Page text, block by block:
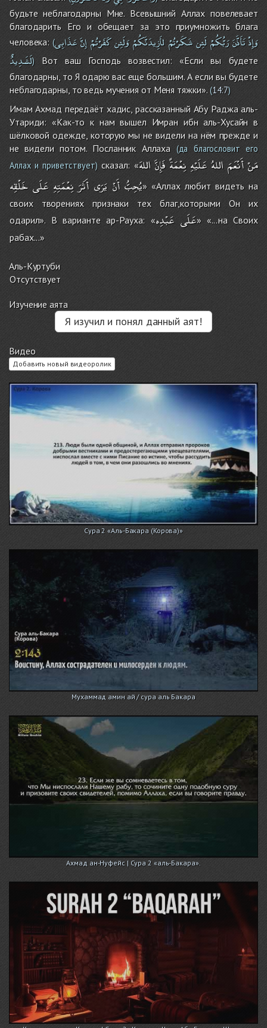
будьте неблагодарны Мне. Всевышний Аллах повелевает
благодарить Его и обещает за это приумножить блага
человека: ( وَإِذْتَأَذَّنَرَبُّكُمْلَئِنشَكَرْتُمْ لأَزِيدَنَّكُمْوَلَئِنكَفَرْتُمْإِنَّعَذَابِى
لَشَدِيدٌ)Вот ваш Господь возвестил: «Если вы будете
благодарны, то Я одарю вас еще большим. А если вы будете
неблагодарны, то ведь мучения от Меня тяжки».(14:7)
Имам Ахмад передаёт хадис, рассказанный Абу Раджа аль-
Утариди: «Как-то к нам вышел Имран ибн аль-Хусайн в
шёлковой одежде, которую мы не видели на нём прежде и
не видели потом. Посланник Аллаха (да благословит его
Аллах и приветствует)сказал: « مَنْأَنْعَمَاللهُعَلَيْهِنِعْمَةًفَإِنَّاللهَ
يُحِبُّ أَنْ يَرَى أَثَرَ نِعْمَتِهِ عَلَى خَلْقِه
» «Аллах любит видеть на
своих творениях признаки тех благ,которыми Он их
одарил». В варианте ар-Рауха: «
عَلَى عَبْدِه
» «...на Своих
рабах...»
Аль-Куртуби
Отсутствует
Изучение аята
Я изучил и понял данный аят!
Видео
Добавить новый видеоролик
Сура 2 «Аль-Бакара (Корова)»
Мухаммад амин ай / сура аль Бакара
Ахмад ан-Нуфейс | Сура 2 «аль-Бакара».